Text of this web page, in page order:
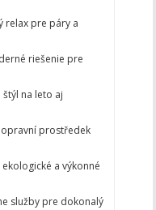
relax pre páry a
riešenie pre
na leto aj
prostředek
a výkonné
služby pre dokonalý